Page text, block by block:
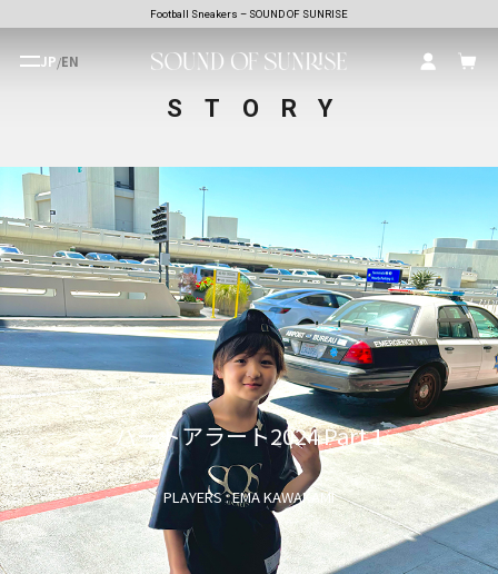
Football Sneakers – SOUND OF SUNRISE
JP/EN
STORY
バートアラート2024 Part 1
PLAYERS : EMA KAWAKAMI